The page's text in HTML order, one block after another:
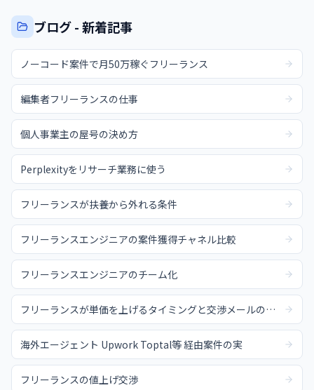
ブログ - 新着記事
ノーコード案件で月50万稼ぐフリーランス
編集者フリーランスの仕事
個人事業主の屋号の決め方
Perplexityをリサーチ業務に使う
フリーランスが扶養から外れる条件
フリーランスエンジニアの案件獲得チャネル比較
フリーランスエンジニアのチーム化
フリーランスが単価を上げるタイミングと交渉メールの例文
海外エージェント Upwork Toptal等 経由案件の実
フリーランスの値上げ交渉